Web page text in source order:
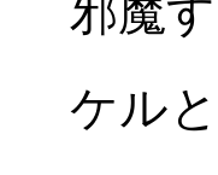
邪魔
ケル